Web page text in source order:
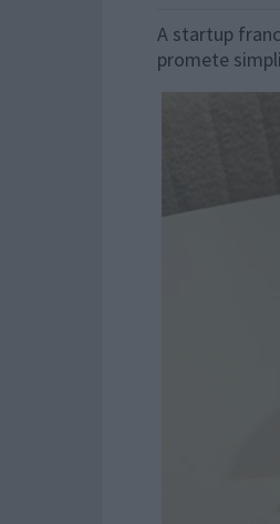
A startup
promete